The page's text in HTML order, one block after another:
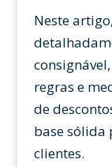
Neste
regras e
de
base sólida
clientes.